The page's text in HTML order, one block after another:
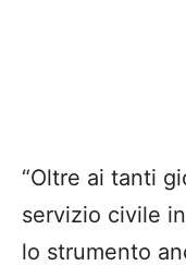
“Oltre ai tanti
servizio civile
lo strumento